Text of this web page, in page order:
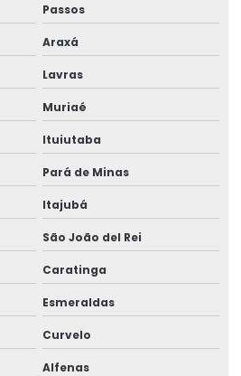
Passos
Araxá
Lavras
Muriaé
Ituiutaba
Pará de Minas
Itajubá
São João del Rei
Caratinga
Esmeraldas
Curvelo
Alfenas